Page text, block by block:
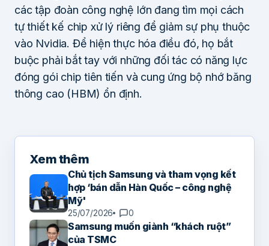
các tập đoàn công nghệ lớn đang tìm mọi cách
tự thiết kế chip xử lý riêng để giảm sự phụ thuộc
vào Nvidia. Để hiện thực hóa điều đó, họ bắt
buộc phải bắt tay với những đối tác có năng lực
đóng gói chip tiên tiến và cung ứng bộ nhớ băng
thông cao (HBM) ổn định.
Xem thêm
Chủ tịch Samsung và tham vọng kết
hợp ‘bán dẫn Hàn Quốc – công nghệ
Mỹ'
25/07/2026 0
Samsung muốn giành “khách ruột”
của TSMC